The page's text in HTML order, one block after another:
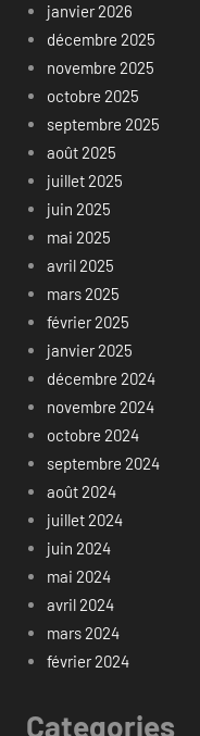
janvier 2026
décembre 2025
novembre 2025
octobre 2025
septembre 2025
août 2025
juillet 2025
juin 2025
mai 2025
avril 2025
mars 2025
février 2025
janvier 2025
décembre 2024
novembre 2024
octobre 2024
septembre 2024
août 2024
juillet 2024
juin 2024
mai 2024
avril 2024
mars 2024
février 2024
Categories